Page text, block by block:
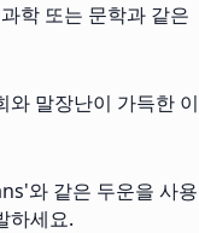
학 또는 문학과 같은
와 말장난이 가득한 이
와 같은 두운을 사용
하세요.